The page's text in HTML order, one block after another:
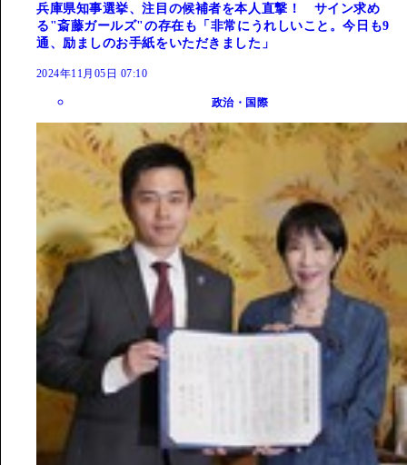
兵庫県知事選挙、注目の候補者を本人直撃！ サイン求め
る"斎藤ガールズ"の存在も「非常にうれしいこと。今日も9
通、励ましのお手紙をいただきました」
2024年11月05日 07:10
政治・国際